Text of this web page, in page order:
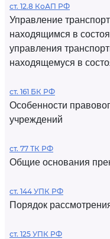
ст. 12.8 КоАП РФ
Управление
находящимся в
управления
находящемуся в
ст. 161 БК РФ
Особенности
учреждений
ст. 77 ТК РФ
Общие основания
ст. 144 УПК РФ
Порядок
ст. 125 УПК РФ